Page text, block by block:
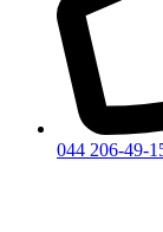
044 206-49-